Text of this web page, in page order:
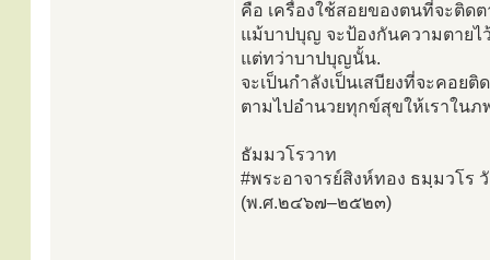
คือ เครื่องใช้สอยของตนที่จะติด
แม้บาปบุญ จะป้องกันความตายไ
แต่ทว่าบาปบุญนั้น.
จะเป็นกำลังเป็นเสบียงที่จะคอยติ
ตามไปอำนวยทุกข์สุขให้เราในภ
ธัมมวโรวาท
#พระอาจารย์สิงห์ทอง ธมฺมวโร
(พ.ศ.๒๔๖๗–๒๕๒๓)